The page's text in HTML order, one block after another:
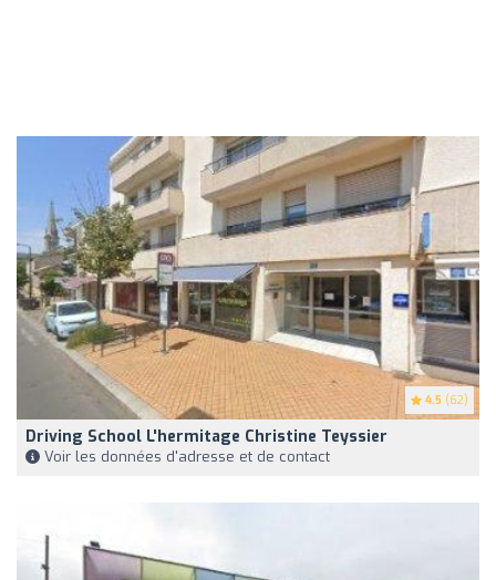
4.5 (62)
Driving School L'hermitage Christine Teyssier
Voir les données d'adresse et de contact